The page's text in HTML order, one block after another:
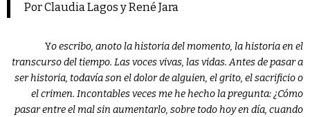
Por Claudia Lagos y René Jara
Yo escribo, anoto la historia del momento, la historia en el
transcurso del tiempo. Las voces vivas, las vidas. Antes de pasar a
ser historia, todavía son el dolor de alguien, el grito, el sacrificio o
el crimen. Incontables veces me he hecho la pregunta: ¿Cómo
pasar entre el mal sin aumentarlo, sobre todo hoy en día, cuando